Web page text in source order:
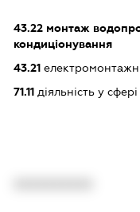
43.22монтаж
кондиціонування
43.21
71.11діяльність у